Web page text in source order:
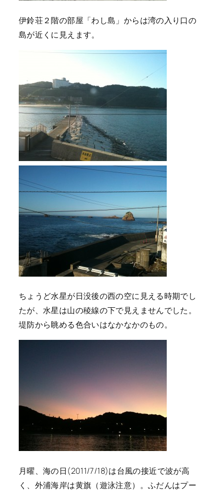
伊鈴荘２階の部屋「わし島」からは湾の入り口の
島が近くに見えます。
ちょうど水星が日没後の西の空に見える時期でし
たが、水星は山の稜線の下で見えませんでした。
堤防から眺める色合いはなかなかのもの。
月曜、海の日(2011/7/18)は台風の接近で波が高
く、外浦海岸は黄旗（遊泳注意）。ふだんはプー